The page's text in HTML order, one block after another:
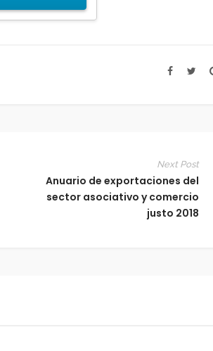
Next Post
Anuario de exportaciones del
sector asociativo y comercio
justo 2018